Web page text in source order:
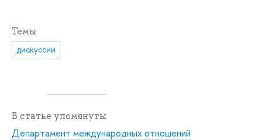
Темы
дискуссии
В статье упомянуты
Департамент международных отношений